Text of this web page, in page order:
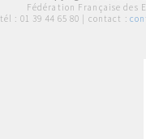
Fédération Française des
tél : 01 39 44 65 80 | contact :